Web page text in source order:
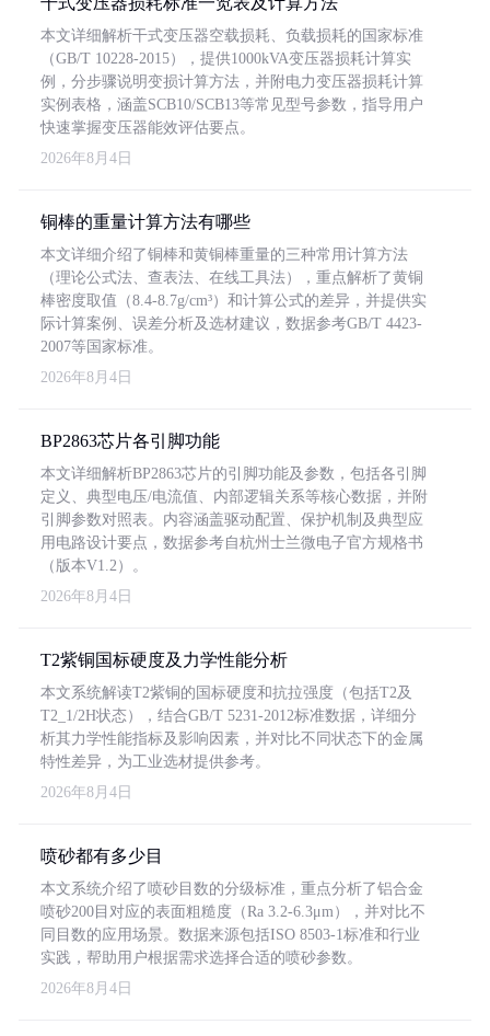
本文详细解析干式变压器空载损耗、负载损耗的国家标准
（GB/T 10228-2015），提供1000kVA变压器损耗计算实
例，分步骤说明变损计算方法，并附电力变压器损耗计算
实例表格，涵盖SCB10/SCB13等常见型号参数，指导用户
快速掌握变压器能效评估要点。
2026年8月4日
铜棒的重量计算方法有哪些
本文详细介绍了铜棒和黄铜棒重量的三种常用计算方法
（理论公式法、查表法、在线工具法），重点解析了黄铜
棒密度取值（8.4-8.7g/cm³）和计算公式的差异，并提供实
际计算案例、误差分析及选材建议，数据参考GB/T 4423-
2007等国家标准。
2026年8月4日
BP2863芯片各引脚功能
本文详细解析BP2863芯片的引脚功能及参数，包括各引脚
定义、典型电压/电流值、内部逻辑关系等核心数据，并附
引脚参数对照表。内容涵盖驱动配置、保护机制及典型应
用电路设计要点，数据参考自杭州士兰微电子官方规格书
（版本V1.2）。
2026年8月4日
T2紫铜国标硬度及力学性能分析
本文系统解读T2紫铜的国标硬度和抗拉强度（包括T2及
T2_1/2H状态），结合GB/T 5231-2012标准数据，详细分
析其力学性能指标及影响因素，并对比不同状态下的金属
特性差异，为工业选材提供参考。
2026年8月4日
喷砂都有多少目
本文系统介绍了喷砂目数的分级标准，重点分析了铝合金
喷砂200目对应的表面粗糙度（Ra 3.2-6.3μm），并对比不
同目数的应用场景。数据来源包括ISO 8503-1标准和行业
实践，帮助用户根据需求选择合适的喷砂参数。
2026年8月4日